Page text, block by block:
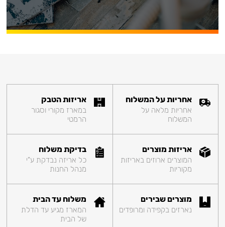
אחריות על המשלוח
אחריות מלאה על
המשלוח
אריזות הטבק
במארז מקורי וסגור
הרמטי
אריזות מוצרים
המוצרים ארוזים באריזות
מקוריות
בדיקת משלוח
כל אריזה נבדקת ע"י
מנהל החנות
מוצרים שבירים
נארזים בקפידה ומרופדים
משלוח עד הבית
המארז מגיע עד הדלת
של הבית